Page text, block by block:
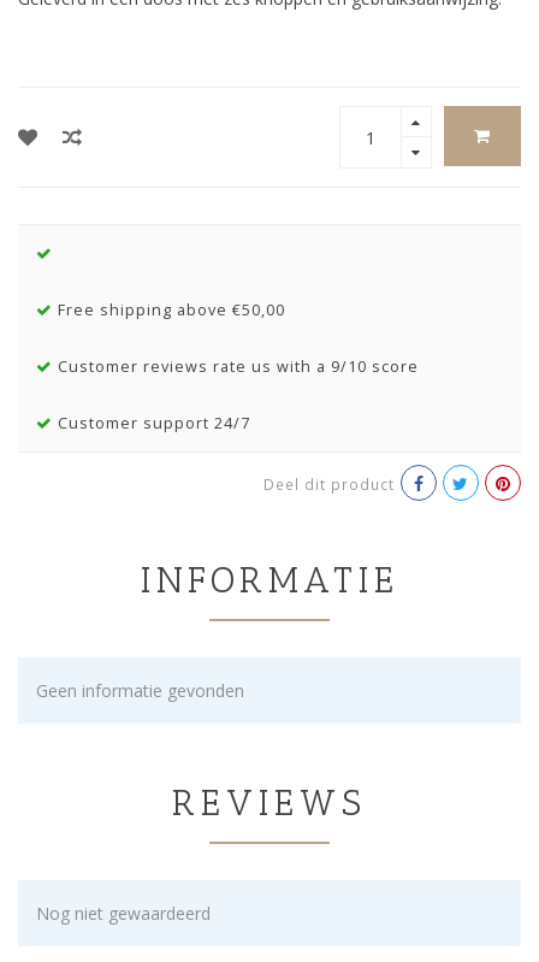
Free shipping above €50,00
Customer reviews rate us with a 9/10 score
Customer support 24/7
Deel dit product
INFORMATIE
Geen informatie gevonden
REVIEWS
Nog niet gewaardeerd